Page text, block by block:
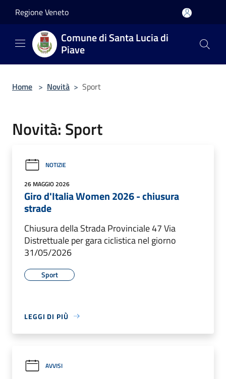
Regione Veneto
Comune di Santa Lucia di
Piave
Home > Novità > Sport
Novità: Sport
NOTIZIE
26 MAGGIO 2026
Giro d'Italia Women 2026 - chiusura
strade
Chiusura della Strada Provinciale 47 Via
Distrettuale per gara ciclistica nel giorno
31/05/2026
Sport
LEGGI DI PIÙ
AVVISI